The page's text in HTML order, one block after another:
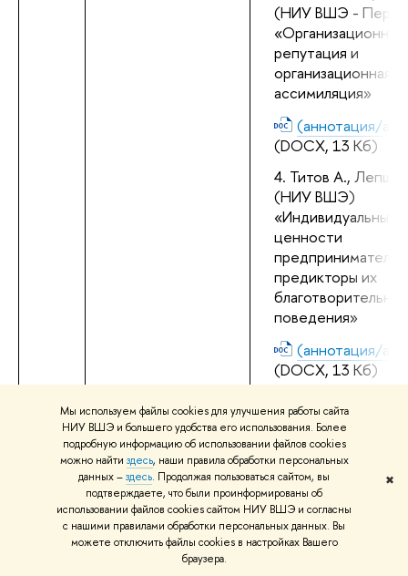
Мы используем файлы cookies для улучшения работы сайта
НИУ ВШЭ и большего удобства его использования. Более
подробную информацию об использовании файлов cookies
можно найти здесь, наши правила обработки персональных
данных –здесь. Продолжая пользоваться сайтом, вы
подтверждаете, что были проинформированы об
использовании файлов cookies сайтом НИУ ВШЭ и согласны
с нашими правилами обработки персональных данных. Вы
можете отключить файлы cookies в настройках Вашего
браузера.
✖
(НИУ ВШЭ -
«Организационная
репутация и
организационная
ассимиляция»
(аннотация/
(DOCX, 13 Кб)
Титов А.,
(НИУ ВШЭ)
«Индивидуальные
ценности
предикторы их
поведения»
(аннотация/
(DOCX, 13 Кб)
Постная Е.
«Уникальность
волонтерства в
совести»
(аннотация/
(DOCX, 13 Кб)
Поелуева Л.,